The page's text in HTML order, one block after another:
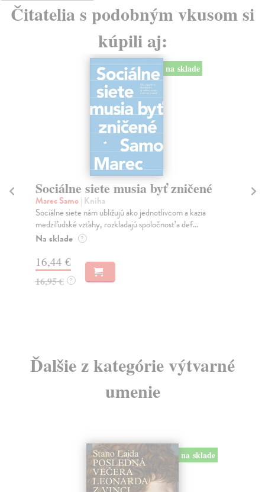
Čitatelia s podobným vkusom si
kúpili aj:
na sklade
Sociálne siete musia byť zničené
Marec Samo| Kniha
Sociálne siete nám ubližujú ako jednotlivcom a kazia
medziľudské vzťahy, rozkladajú spoločnosť a def...
Na sklade ?
16,44 €
16,95 € ?
Ďalšie z kategórie výtvarné
umenie
na sklade